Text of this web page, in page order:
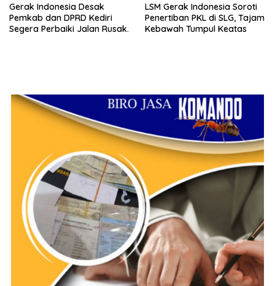
Gerak Indonesia Desak
Pemkab dan DPRD Kediri
Segera Perbaiki Jalan Rusak.
LSM Gerak Indonesia Soroti
Penertiban PKL di SLG, Tajam
Kebawah Tumpul Keatas